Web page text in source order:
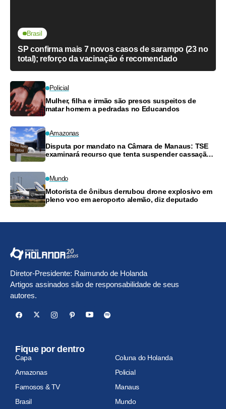
Brasil
SP confirma mais 7 novos casos de sarampo (23 no
total); reforço da vacinação é recomendado
Policial
Mulher, filha e irmão são presos suspeitos de
matar homem a pedradas no Educandos
Amazonas
Disputa por mandato na Câmara de Manaus: TSE
examinará recurso que tenta suspender cassação
Mundo
Motorista de ônibus derrubou drone explosivo em
pleno voo em aeroporto alemão, diz deputado
Diretor-Presidente: Raimundo de Holanda
Artigos assinados são de responsabilidade de seus
autores.
Fique por dentro
Capa
Coluna do Holanda
Amazonas
Policial
Famosos & TV
Manaus
Brasil
Mundo